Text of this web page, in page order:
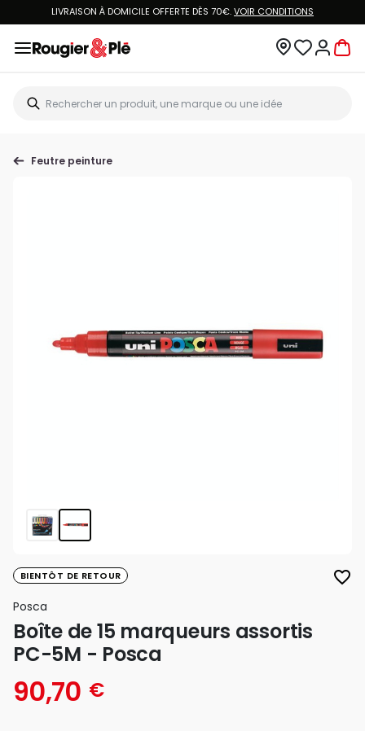
LIVRAISON À DOMICILE OFFERTE DÈS 70€.VOIR CONDITIONS
Feutre peinture
BIENTÔT DE RETOUR favorite_border
Posca
Boîte de 15 marqueurs assortis
PC-5M - Posca
90,70 €